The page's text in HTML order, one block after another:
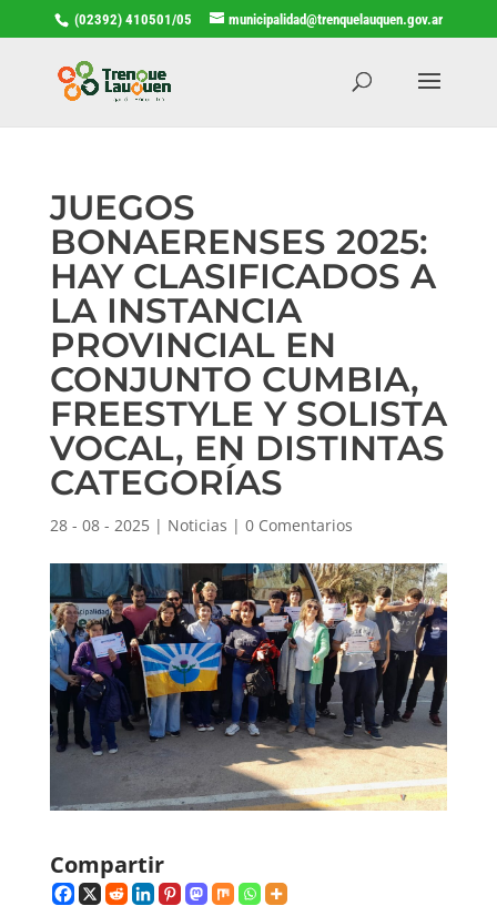
(02392) 410501/05 municipalidad@trenquelauquen.gov.ar
JUEGOS
BONAERENSES 2025:
HAY CLASIFICADOS A
LA INSTANCIA
PROVINCIAL EN
CONJUNTO CUMBIA,
FREESTYLE Y SOLISTA
VOCAL, EN DISTINTAS
CATEGORÍAS
28 - 08 - 2025| Noticias | 0 Comentarios
Compartir